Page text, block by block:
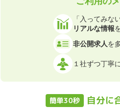
「入ってみな
リアルな情報
非公開求人を
１社ずつ丁寧に
簡単30秒 自分に